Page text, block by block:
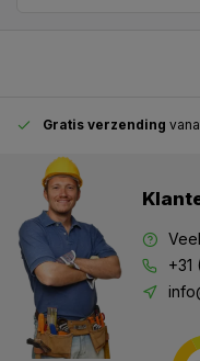
Gratis verzending